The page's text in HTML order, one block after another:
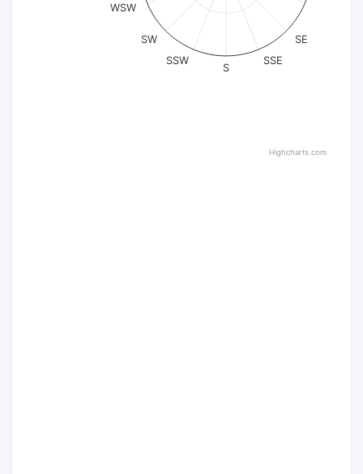
SE
SSE
S
SSW
SW
WSW
Highcharts.com